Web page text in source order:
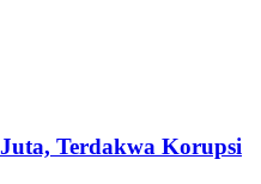
Terdakwa Korupsi